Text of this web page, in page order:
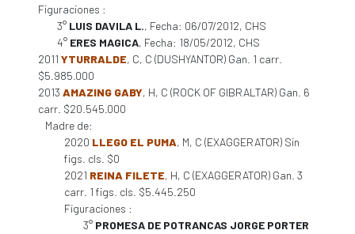
Figuraciones :
3° LUIS DAVILA L., Fecha: 06/07/2012, CHS
4° ERES MAGICA, Fecha: 18/05/2012, CHS
2011 YTURRALDE, C, C (DUSHYANTOR) Gan. 1 carr.
$5.985.000
2013 AMAZING GABY, H, C (ROCK OF GIBRALTAR) Gan. 6
carr. $20.545.000
Madre de:
2020 LLEGO EL PUMA, M, C (EXAGGERATOR) Sin
figs. cls. $0
2021 REINA FILETE, H, C (EXAGGERATOR) Gan. 3
carr. 1 figs. cls. $5.445.250
Figuraciones :
3° PROMESA DE POTRANCAS JORGE PORTER